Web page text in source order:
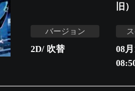
旧
バージョン
2D/ 吹替
08